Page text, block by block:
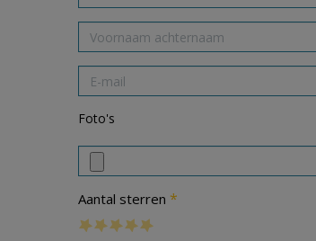
Foto's
Aantal sterren *